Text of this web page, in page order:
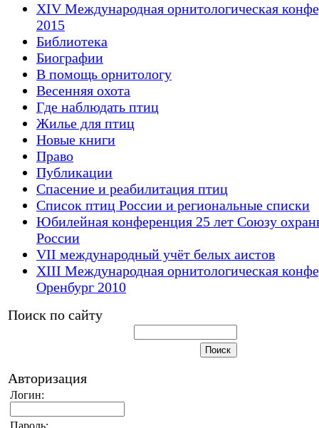
XIV Международная орнитологическая
2015
Библиотека
Биографии
В помощь орнитологу
Весенняя охота
Где наблюдать птиц
Жилье для птиц
Новые книги
Право
Публикации
Спасение и реабилитация птиц
Список птиц России и региональные списки
Юбилейная конференция 25 лет Союзу
России
VII международный учёт белых аистов
XIII Международная орнитологическая
Оренбург 2010
Поиск по сайту
Авторизация
Логин:
Пароль: